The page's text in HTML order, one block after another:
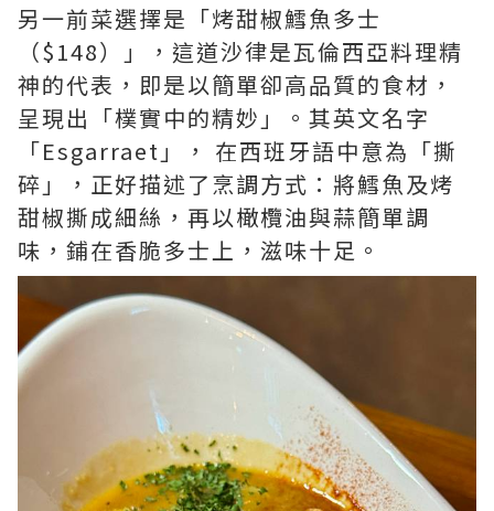
另一前菜選擇是「烤甜椒鱈魚多士
（$148）」，這道沙律是瓦倫西亞料理精
神的代表，即是以簡單卻高品質的食材，
呈現出「樸實中的精妙」。其英文名字
「Esgarraet」， 在西班牙語中意為「撕
碎」，正好描述了烹調方式：將鱈魚及烤
甜椒撕成細絲，再以橄欖油與蒜簡單調
味，鋪在香脆多士上，滋味十足。